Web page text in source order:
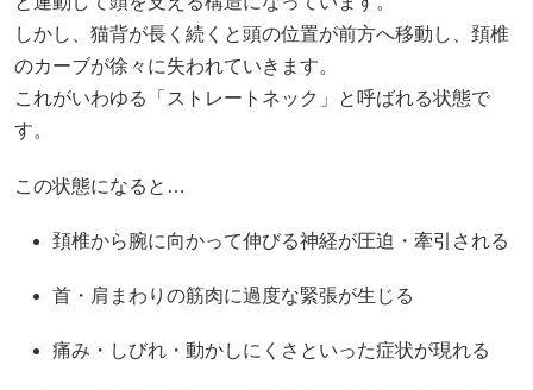
しかし、猫背が長く続くと頭の位置が前方へ移動し、頚椎
のカーブが徐々に失われていきます。
これがいわゆる「ストレートネック」と呼ばれる状態で
す。
この状態になると…
頚椎から腕に向かって伸びる神経が圧迫・牽引される
首・肩まわりの筋肉に過度な緊張が生じる
痛み・しびれ・動かしにくさといった症状が現れる